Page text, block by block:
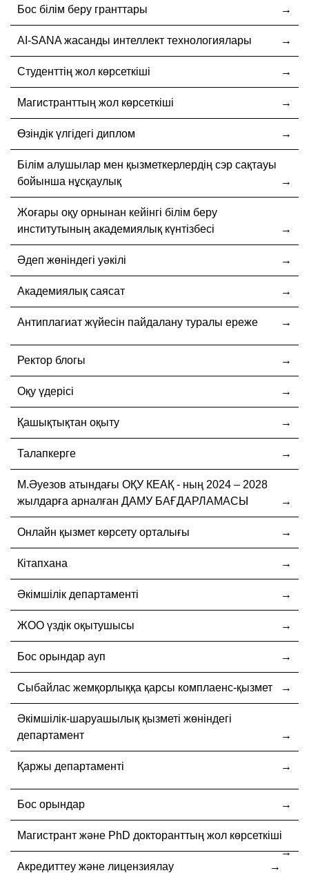
Бос білім беру гранттары
AI-SANA жасанды интеллект технологиялары
Студенттің жол көрсеткіші
Магистранттың жол көрсеткіші
Өзіндік үлгідегі диплом
Білім алушылар мен қызметкерлердің сэр сақтауы
бойынша нұсқаулық
Жоғары оқу орнынан кейінгі білім беру
институтының академиялық күнтізбесі
Әдеп жөніндегі уәкілі
Академиялық саясат
Антиплагиат жүйесін пайдалану туралы ереже
Ректор блогы
Оқу үдерісі
Қашықтықтан оқыту
Талапкерге
М.Әуезов атындағы ОҚУ КЕАҚ - ның 2024 – 2028
жылдарға арналған ДАМУ БАҒДАРЛАМАСЫ
Онлайн қызмет көрсету орталығы
Кітапхана
Әкімшілік департаменті
ЖОО үздік оқытушысы
Бос орындар ауп
Cыбайлас жемқорлыққа қарсы комплаенс-қызмет
Әкімшілік-шаруашылық қызметі жөніндегі
департамент
Қаржы департаменті
Бос орындар
Магистрант және PhD докторанттың жол көрсеткіші
Акредиттеу және лицензиялау